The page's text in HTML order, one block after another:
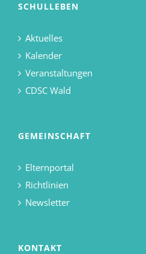
SCHULLEBEN
Aktuelles
Kalender
Veranstaltungen
CDSC Wald
GEMEINSCHAFT
Elternportal
Richtlinien
Newsletter
KONTAKT